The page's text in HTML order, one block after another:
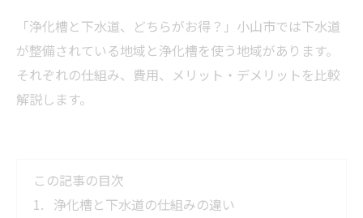
「浄化槽と下水道、どちらがお得？」小山市では下水道
が整備されている地域と浄化槽を使う地域があります。
それぞれの仕組み、費用、メリット・デメリットを比較
解説します。
この記事の目次
浄化槽と下水道の仕組みの違い